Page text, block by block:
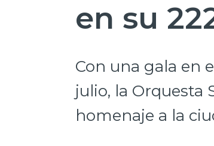
en su
Con una gala en
julio, la Orquesta
homenaje a la